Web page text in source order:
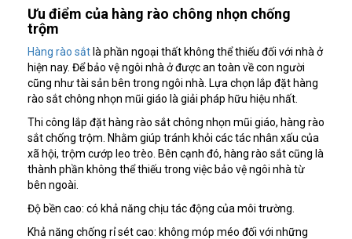
Ưu điểm của hàng rào chông nhọn chống
trộm
Hàng rào sắt là phần ngoại thất không thể thiếu đối với nhà ở
hiện nay. Để bảo vệ ngôi nhà ở được an toàn về con người
cũng như tài sản bên trong ngôi nhà. Lựa chọn lắp đặt hàng
rào sắt chông nhọn mũi giáo là giải pháp hữu hiệu nhất.
Thi công lắp đặt hàng rào sắt chông nhọn mũi giáo, hàng rào
sắt chống trộm. Nhằm giúp tránh khỏi các tác nhân xấu của
xã hội, trộm cướp leo trèo. Bên cạnh đó, hàng rào sắt cũng là
thành phần không thể thiếu trong việc bảo vệ ngôi nhà từ
bên ngoài.
Độ bền cao: có khả năng chịu tác động của môi trường.
Khả năng chống rỉ sét cao: không móp méo đối với những